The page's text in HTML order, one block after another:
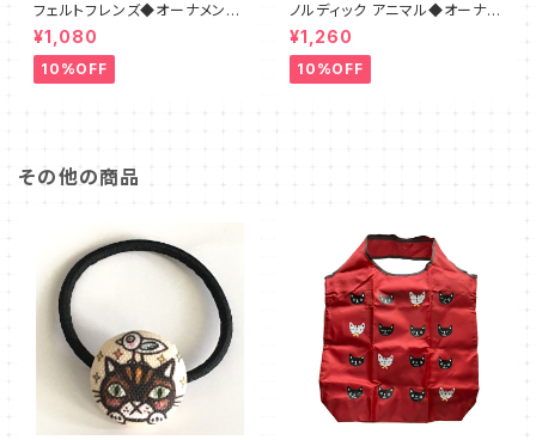
フェルトフレンズ◆オーナメント
フォックス
¥1,080
10%OFF
ノルディック アニマル◆オーナメ
ント◆キツネ フェルト
¥1,260
10%OFF
その他の商品